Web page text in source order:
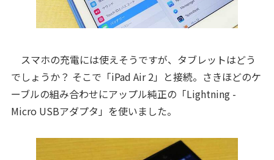
スマホの充電には使えそうですが、タブレットはどう
でしょうか？ そこで「iPad Air 2」と接続。さきほどのケ
ーブルの組み合わせにアップル純正の「Lightning -
Micro USBアダプタ」を使いました。